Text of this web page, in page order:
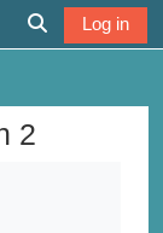
Toggle search
Log in
2